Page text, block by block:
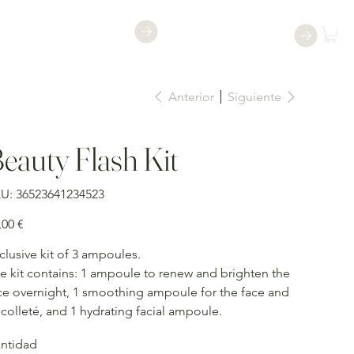
Anterior Siguiente
Flash Kit
SKU
36523641234523
36523641234523
€
kit of 3 ampoules.
kit contains: 1 ampoule to renew and brighten the
overnight, 1 smoothing ampoule for the face and
and 1 hydrating facial ampoule.